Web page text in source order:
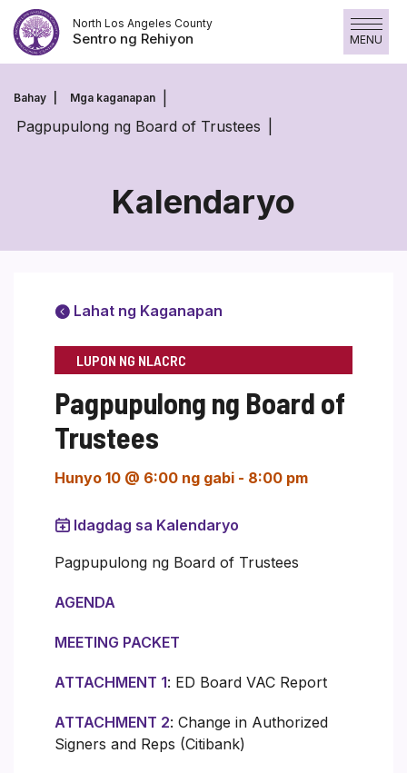
Laktawan
ang
nilalaman
North Los Angeles County
Sentro ng Rehiyon MENU
Bahay Mga kaganapan
Pagpupulong ng Board of Trustees
Kalendaryo
Lahat ng Kaganapan
LUPON NG NLACRC
Pagpupulong ng Board of
Trustees
Hunyo 10 @ 6:00 ng gabi - 8:00 pm
Idagdag sa Kalendaryo
Pagpupulong ng Board of Trustees
AGENDA
MEETING PACKET
ATTACHMENT 1: ED Board VAC Report
ATTACHMENT 2: Change in Authorized
Signers and Reps (Citibank)